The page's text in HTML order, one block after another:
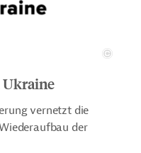
vernetzt die
der